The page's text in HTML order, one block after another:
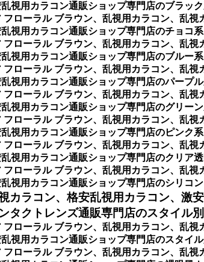
視用カラコン通販ショップ専門店のブラッ
フローラル ブラウン、乱視用カラコン、乱
視用カラコン通販ショップ専門店のチョコ
フローラル ブラウン、乱視用カラコン、乱
視用カラコン通販ショップ専門店のブルー
フローラル ブラウン、乱視用カラコン、乱
視用カラコン通販ショップ専門店のパープ
フローラル ブラウン、乱視用カラコン、乱
視用カラコン通販ショップ専門店のグリー
フローラル ブラウン、乱視用カラコン、乱
視用カラコン通販ショップ専門店のピンク
フローラル ブラウン、乱視用カラコン、乱
視用カラコン通販ショップ専門店のクリア
フローラル ブラウン、乱視用カラコン、乱
視用カラコン通販ショップ専門店のシリコ
カラコン、格安乱視用カラコン、激
タクトレンズ通販専門店のスタイル別
フローラル ブラウン、乱視用カラコン、乱
視用カラコン通販ショップ専門店のスタイル
フローラル ブラウン、乱視用カラコン、乱